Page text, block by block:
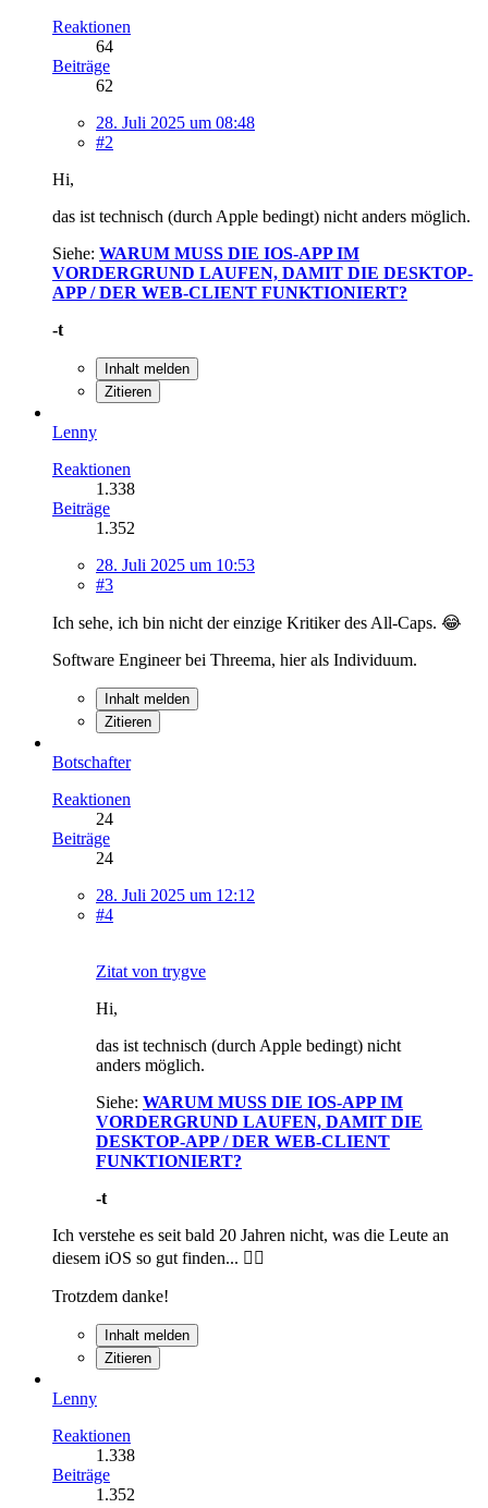
Reaktionen
64
Beiträge
62
28. Juli 2025 um 08:48
#2
Hi,
das ist technisch (durch Apple bedingt) nicht anders möglich.
Siehe: WARUM MUSS DIE IOS-APP IM
VORDERGRUND LAUFEN, DAMIT DIE DESKTOP-
APP / DER WEB-CLIENT FUNKTIONIERT?
-t
Inhalt melden
Zitieren
Lenny
Reaktionen
1.338
Beiträge
1.352
28. Juli 2025 um 10:53
#3
Ich sehe, ich bin nicht der einzige Kritiker des All-Caps. 😂
Software Engineer bei Threema, hier als Individuum.
Inhalt melden
Zitieren
Botschafter
Reaktionen
24
Beiträge
24
28. Juli 2025 um 12:12
#4
Zitat von trygve
Hi,
das ist technisch (durch Apple bedingt) nicht
anders möglich.
Siehe: WARUM MUSS DIE IOS-APP IM
VORDERGRUND LAUFEN, DAMIT DIE
DESKTOP-APP / DER WEB-CLIENT
FUNKTIONIERT?
-t
Ich verstehe es seit bald 20 Jahren nicht, was die Leute an
diesem iOS so gut finden... 🤦‍♂️
Trotzdem danke!
Inhalt melden
Zitieren
Lenny
Reaktionen
1.338
Beiträge
1.352